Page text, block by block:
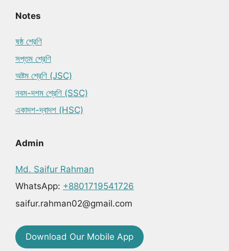
Notes
ষষ্ঠ শ্রেণি
সপ্তম শ্রেণি
অষ্টম শ্রেণি (JSC)
নবম-দশম শ্রেণি (SSC)
একাদশ-দ্বাদশ (HSC)
Admin
Md. Saifur Rahman
WhatsApp: +8801719541726
saifur.rahman02@gmail.com
Download Our Mobile App